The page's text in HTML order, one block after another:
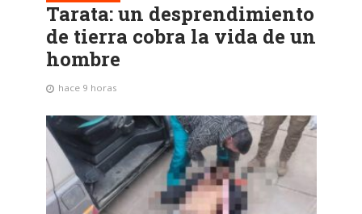
Tarata: un desprendimiento
de tierra cobra la vida de un
hombre
hace 9 horas